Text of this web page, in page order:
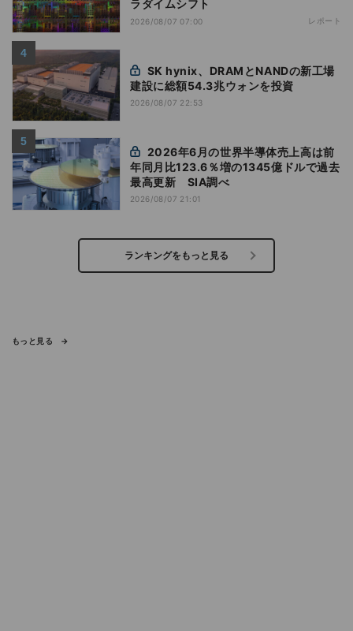
ラダイムシフト
2026/08/07 07:00 レポート
建設に総額54.3兆ウォンを投資
2026/08/07 22:53
年同月比123.6％増の1345億ドルで過去
最高更新 SIA調べ
2026/08/07 21:01
ランキングをもっと見る
もっと見る